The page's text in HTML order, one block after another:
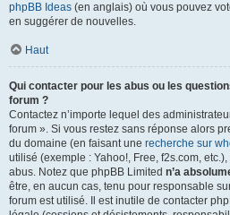
phpBB Ideas (en anglais) où vous pouvez
en suggérer de nouvelles.
Haut
Qui contacter pour les abus ou les
forum ?
Contactez n’importe lequel des
forum ». Si vous restez sans réponse alors
du domaine (en faisant une recherche sur
utilisé (exemple : Yahoo!, Free, f2s.com,
abus. Notez que phpBB Limited n’a
être, en aucun cas, tenu pour responsable
forum est utilisé. Il est inutile de contacter